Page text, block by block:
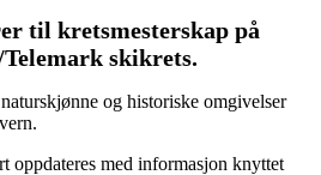
til kretsmesterskap på
skikrets.
og historiske omgivelser
oppdateres med informasjon knyttet